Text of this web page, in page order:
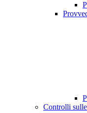
Controlli